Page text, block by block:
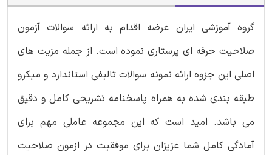
گروه آموزشی ایران عرضه اقدام به ارائه سوالات آزمون
صلاحیت حرفه ای پرستاری نموده است. از جمله مزیت های
اصلی این جزوه ارائه نمونه سوالات تالیفی استاندارد و میکرو
طبقه بندی شده به همراه پاسخنامه تشریحی کامل و دقیق
می باشد. امید است که این مجموعه عاملی مهم برای
آمادگی کامل شما عزیزان برای موفقیت در ازمون صلاحیت